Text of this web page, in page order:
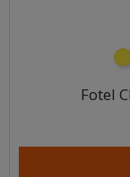
Fotel